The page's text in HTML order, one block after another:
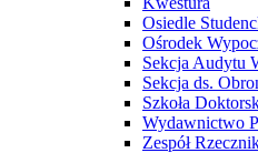
Osiedle
Ośrodek
Sekcja Audytu
Sekcja ds.
Szkoła
Wydawnictwo
Zespół